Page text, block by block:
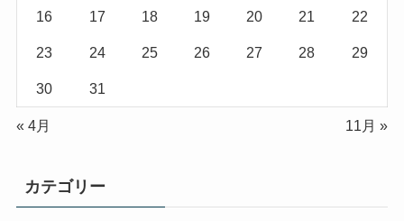
16 17 18 19 20 21 22
23 24 25 26 27 28 29
30 31
« 4月 11月 »
カテゴリー